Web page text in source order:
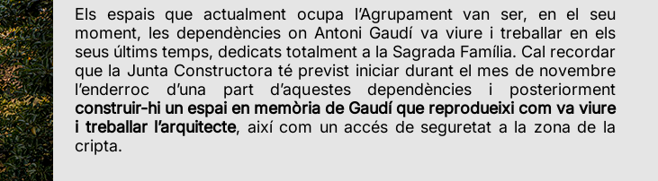
Els espais que actualment ocupa l’Agrupament van ser, en el seu
moment, les dependències on Antoni Gaudí va viure i treballar en els
seus últims temps, dedicats totalment a la Sagrada Família. Cal recordar
que la Junta Constructora té previst iniciar durant el mes de novembre
l’enderroc d’una part d’aquestes dependències i posteriorment
construir-hi un espai en memòria de Gaudí que reprodueixi com va viure
i treballar l’arquitecte, així com un accés de seguretat a la zona de la
cripta.